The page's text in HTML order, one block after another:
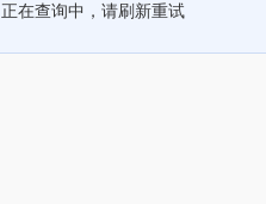
正在查询中，请刷新重试